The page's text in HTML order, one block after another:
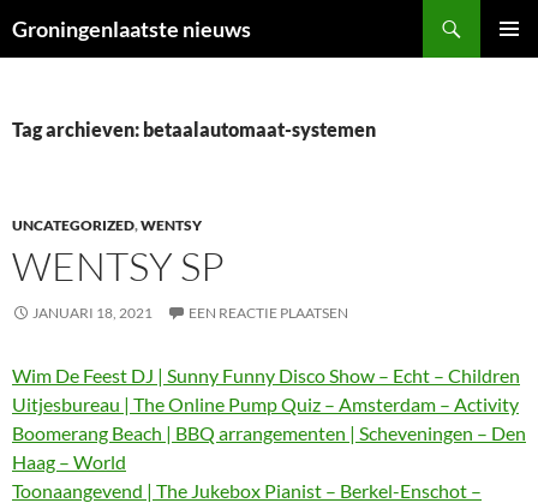
naar
Groningenlaatste nieuws
Tag archieven: betaalautomaat-systemen
UNCATEGORIZED,WENTSY
WENTSY SP
JANUARI 18, 2021 EEN REACTIE PLAATSEN
Wim De Feest DJ | Sunny Funny Disco Show – Echt – Children
Uitjesbureau | The Online Pump Quiz – Amsterdam – Activity
Boomerang Beach | BBQ arrangementen | Scheveningen – Den
Haag – World
Toonaangevend | The Jukebox Pianist – Berkel-Enschot –